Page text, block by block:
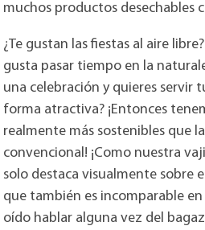
muchos productos desechables
¿Te gustan las fiestas al aire
gusta pasar tiempo en la
una celebración y quieres servir
forma atractiva? ¡Entonces
realmente más sostenibles que
convencional! ¡Como nuestra
solo destaca visualmente sobre
que también es incomparable en
oído hablar alguna vez del